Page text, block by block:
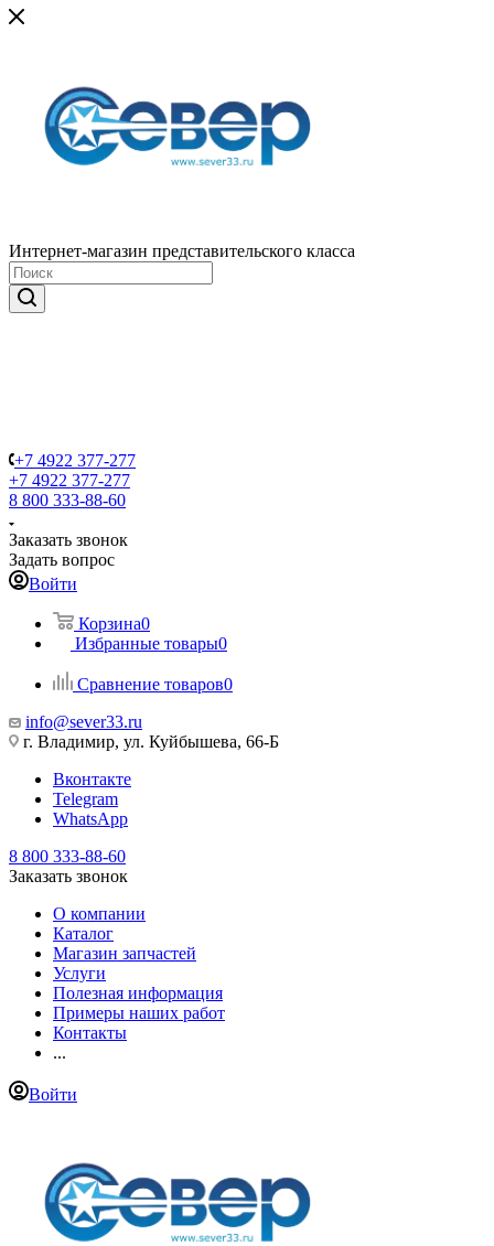
Интернет-магазин представительского класса
+7 4922 377-277
+7 4922 377-277
8 800 333-88-60
Заказать звонок
Задать вопрос
Войти
Корзина0
Избранные товары0
Сравнение товаров0
info@sever33.ru
г. Владимир, ул. Куйбышева, 66-Б
Вконтакте
Telegram
WhatsApp
8 800 333-88-60
Заказать звонок
О компании
Каталог
Магазин запчастей
Услуги
Полезная информация
Примеры наших работ
Контакты
...
Войти